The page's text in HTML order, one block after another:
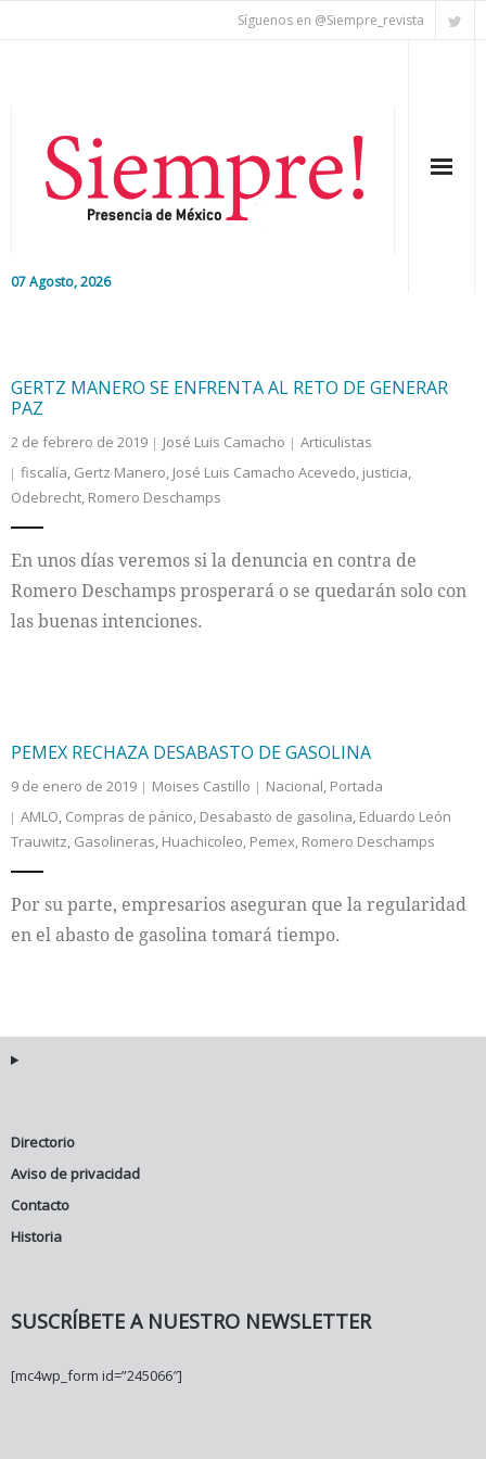
Síguenos en @Siempre_revista
07 Agosto, 2026
Colaboradores
Cultura
GERTZ MANERO SE ENFRENTA AL RETO DE GENERAR
PAZ
2 de febrero de 2019 José Luis Camacho
Articulistas
fiscalía, Gertz Manero, José Luis Camacho Acevedo, justicia,
Odebrecht, Romero Deschamps
En unos días veremos si la denuncia en contra de
Romero Deschamps prosperará o se quedarán solo con
las buenas intenciones.
PEMEX RECHAZA DESABASTO DE GASOLINA
9 de enero de 2019 Moises Castillo Nacional, Portada
AMLO, Compras de pánico, Desabasto de gasolina, Eduardo León
Trauwitz, Gasolineras, Huachicoleo, Pemex, Romero Deschamps
Por su parte, empresarios aseguran que la regularidad
en el abasto de gasolina tomará tiempo.
Directorio
Aviso de privacidad
Contacto
Historia
SUSCRÍBETE A NUESTRO NEWSLETTER
[mc4wp_form id=”245066″]